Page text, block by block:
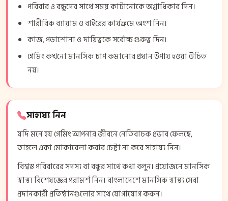
পরিবার ও বন্ধুদের সাথে সময় কাটানোকে অগ্রাধিকার দিন।
শারীরিক ব্যায়াম ও বাইরের কার্যক্রমে অংশ নিন।
কাজ, পড়াশোনা ও দায়িত্বকে সর্বোচ্চ গুরুত্ব দিন।
গেমিং কখনো মানসিক চাপ কমানোর প্রধান উপায় হওয়া উচিত
নয়।
সাহায্য নিন
যদি মনে হয় গেমিং আপনার জীবনে নেতিবাচক প্রভাব ফেলছে,
তাহলে একা মোকাবেলা করার চেষ্টা না করে সাহায্য নিন।
বিশ্বস্ত পরিবারের সদস্য বা বন্ধুর সাথে কথা বলুন। প্রয়োজনে মানসিক
স্বাস্থ্য বিশেষজ্ঞের পরামর্শ নিন। বাংলাদেশে মানসিক স্বাস্থ্য সেবা
প্রদানকারী প্রতিষ্ঠানগুলোর সাথে যোগাযোগ করুন।